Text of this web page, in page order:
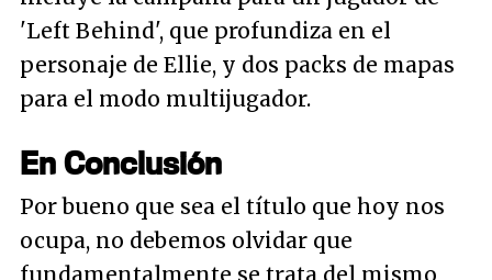
'Left Behind', que profundiza en el
personaje de Ellie, y dos packs de mapas
para el modo multijugador.
En Conclusión
Por bueno que sea el título que hoy nos
ocupa, no debemos olvidar que
fundamentalmente se trata del mismo